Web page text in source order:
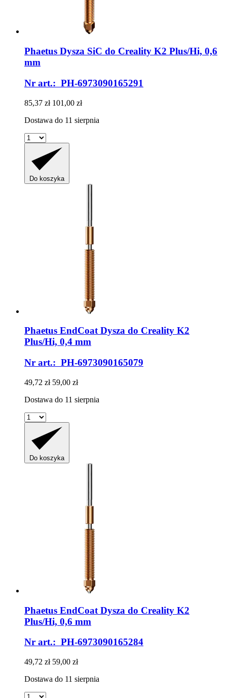
Phaetus Dysza SiC do Creality K2 Plus/Hi, 0,6
mm
Nr art.: PH-6973090165291
85,37 zł 101,00 zł
Dostawa do 11 sierpnia
Do koszyka
Phaetus EndCoat Dysza do Creality K2
Plus/Hi, 0,4 mm
Nr art.: PH-6973090165079
49,72 zł 59,00 zł
Dostawa do 11 sierpnia
Do koszyka
Phaetus EndCoat Dysza do Creality K2
Plus/Hi, 0,6 mm
Nr art.: PH-6973090165284
49,72 zł 59,00 zł
Dostawa do 11 sierpnia